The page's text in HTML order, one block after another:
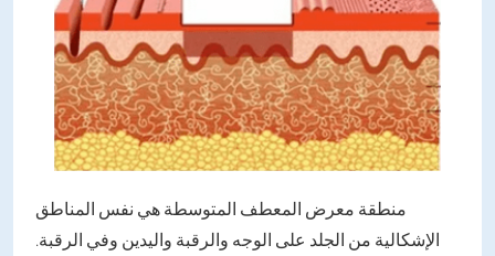
منطقة معرض المعطف المتوسطة هي نفس المناطق
الإشكالية من الجلد على الوجه والرقبة واليدين وفي الرقبة.